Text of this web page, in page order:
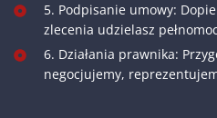
5. Podpisanie umowy:
zlecenia udzielasz
6. Działania prawnika:
negocjujemy,